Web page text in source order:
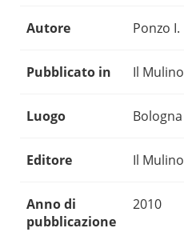
Autore Ponzo I.
Pubblicato in Il Mulino
Luogo Bologna
Editore Il Mulino
Anno di
pubblicazione
2010